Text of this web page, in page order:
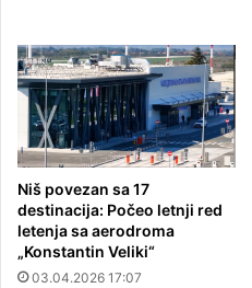
Niš povezan sa 17
destinacija: Počeo letnji red
letenja sa aerodroma
„Konstantin Veliki“
03.04.2026 17:07